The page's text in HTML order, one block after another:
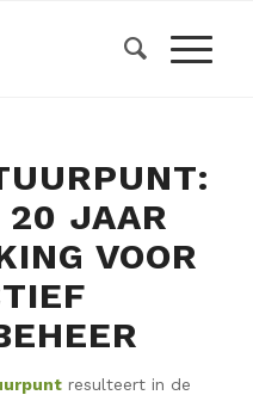
20 JAAR
VOOR
resulteert in de